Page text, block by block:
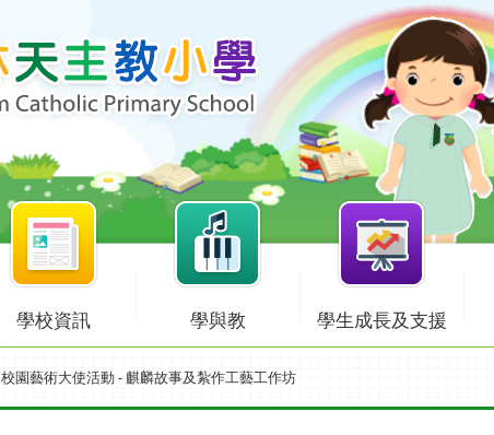
學校資訊 學與教 學生成長及支援
校園藝術大使活動 - 麒麟故事及紮作工藝工作坊